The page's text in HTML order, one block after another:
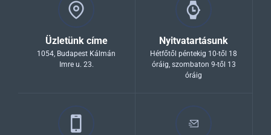
Üzletünk címe
1054, Budapest Kálmán
Imre u. 23.
Nyitvatartásunk
Hétfőtől péntekig 10-től 18
óráig, szombaton 9-től 13
óráig